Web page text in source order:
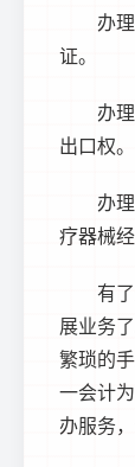
办
证。
办
出口权。
办
疗器械
有
展业务
繁琐的
一会计
办服务